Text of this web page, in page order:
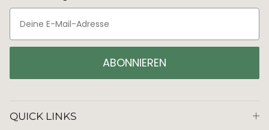
ABONNIEREN
QUICK LINKS